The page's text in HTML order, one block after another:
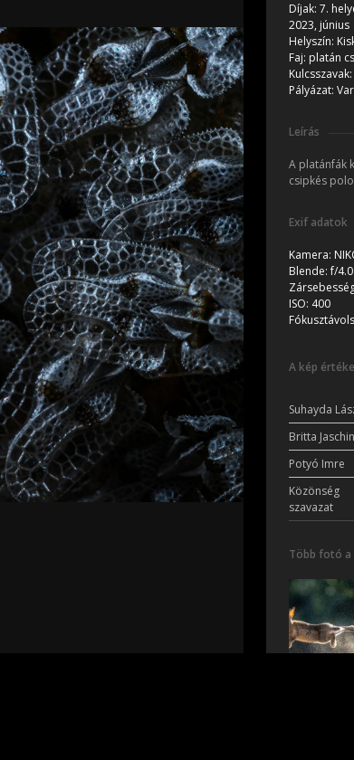
Díjak: 7.
2023, június
Helyszín:
Faj: platán
Kulcsszavak:
Pályázat:
Leírás
A platánfák
csipkés
Exif adatok
Kamera:
Blende:f/4.0
ISO: 400
A kép
Suhayda
Britta
Potyó Imre
Közönség
szavazat
Több fotó a